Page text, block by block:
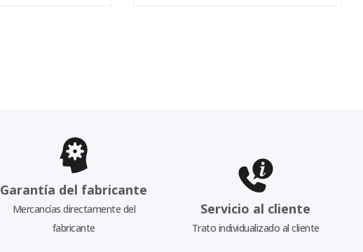
Garantía del fabricante
Mercancías directamente del
fabricante
Servicio al cliente
Trato individualizado al cliente